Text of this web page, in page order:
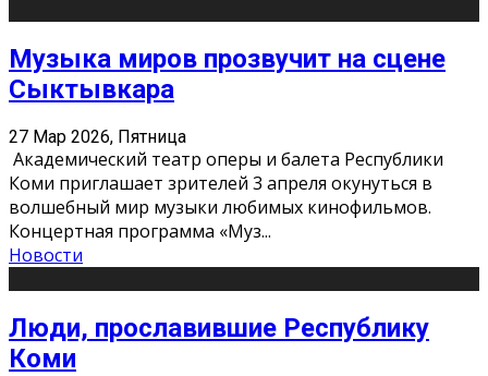
Музыка миров прозвучит на сцене
Сыктывкара
27 Мар 2026, Пятница
Академический театр оперы и балета Республики
Коми приглашает зрителей 3 апреля окунуться в
волшебный мир музыки любимых кинофильмов.
Концертная программа «Муз...
Новости
Люди, прославившие Республику
Коми